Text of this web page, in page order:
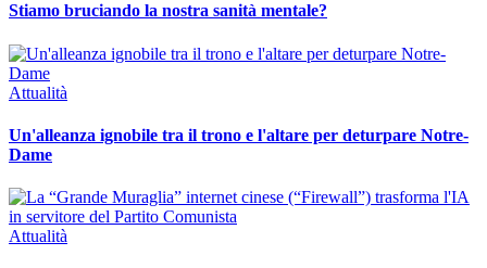
Stiamo bruciando la nostra sanità mentale?
Attualità
Un'alleanza ignobile tra il trono e l'altare per deturpare Notre-
Dame
Attualità